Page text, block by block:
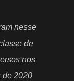
nesse
de
nos
de 2020